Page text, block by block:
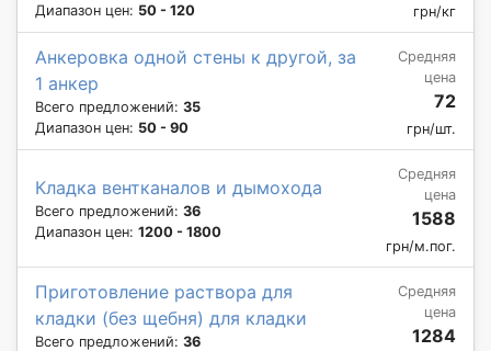
Диапазон цен: 50 - 120 грн/кг
Анкеровка одной стены к другой, за
1 анкер
Всего предложений: 35
Диапазон цен: 50 - 90
Средняя
цена
72
грн/шт.
Кладка вентканалов и дымохода
Всего предложений: 36
Диапазон цен: 1200 - 1800
Средняя
цена
1588
грн/м.пог.
Приготовление раствора для
кладки (без щебня) для кладки
Всего предложений: 36
Средняя
цена
1284